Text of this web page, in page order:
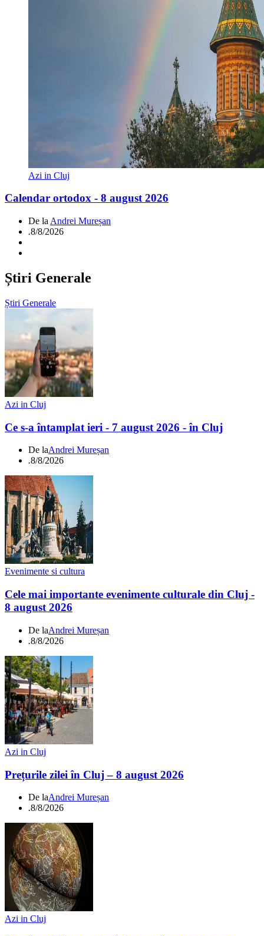
Azi in Cluj
Calendar ortodox - 8 august 2026
De la Andrei Mureșan
.8/8/2026
Știri Generale
Știri Generale
Azi in Cluj
Ce s-a întamplat ieri - 7 august 2026 - în Cluj
De laAndrei Mureșan
.8/8/2026
Evenimente si cultura
Cele mai importante evenimente culturale din Cluj -
8 august 2026
De laAndrei Mureșan
.8/8/2026
Azi in Cluj
Prețurile zilei în Cluj – 8 august 2026
De laAndrei Mureșan
.8/8/2026
Azi in Cluj